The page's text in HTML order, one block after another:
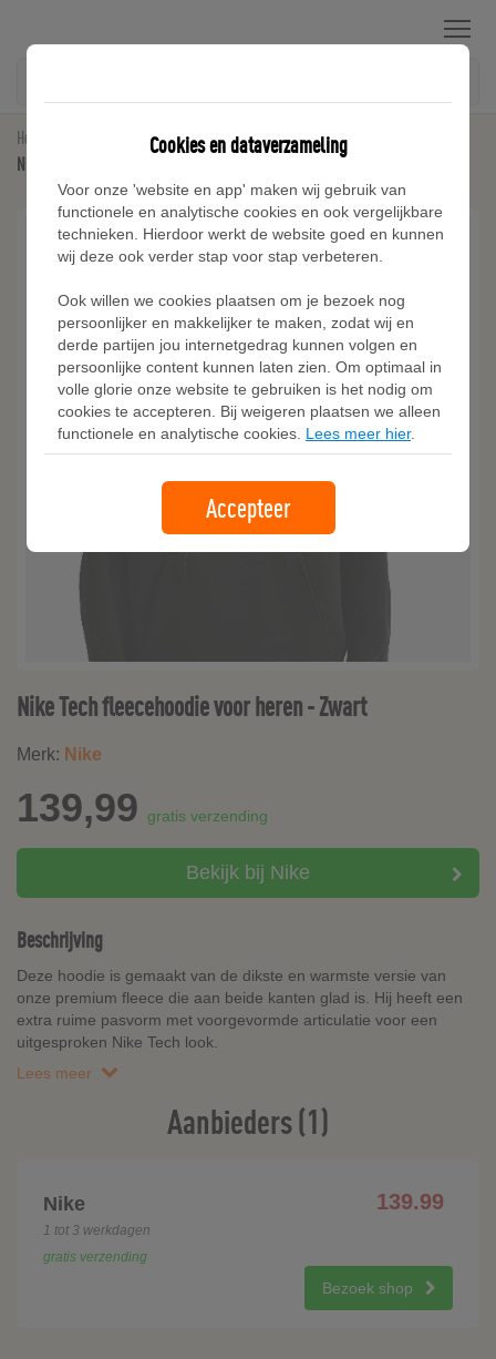
Menu
Home
Hoodies & Sweaters
Nike Tech fleecehoodie voor heren - Zwart
Nike Tech fleecehoodie voor heren - Zwart
Merk: Nike
139,99 gratis verzending
Bekijk bij Nike
Beschrijving
Deze hoodie is gemaakt van de dikste en warmste versie van
onze premium fleece die aan beide kanten glad is. Hij heeft een
extra ruime pasvorm met voorgevormde articulatie voor een
uitgesproken Nike Tech look.
Lees meer
Aanbieders (1)
Nike 139.99
1 tot 3 werkdagen
gratis verzending
Bezoek shop
Cookies en dataverzameling
Voor onze 'website en app' maken wij gebruik van
functionele en analytische cookies en ook vergelijkbare
technieken. Hierdoor werkt de website goed en kunnen
wij deze ook verder stap voor stap verbeteren.
Ook willen we cookies plaatsen om je bezoek nog
persoonlijker en makkelijker te maken, zodat wij en
derde partijen jou internetgedrag kunnen volgen en
persoonlijke content kunnen laten zien. Om optimaal in
volle glorie onze website te gebruiken is het nodig om
cookies te accepteren. Bij weigeren plaatsen we alleen
functionele en analytische cookies. Lees meer hier.
Accepteer